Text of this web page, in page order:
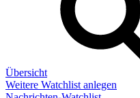
Übersicht
Weitere Watchlist anlegen